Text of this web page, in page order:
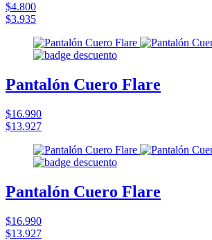
$4.800
$3.935
Pantalón Cuero Flare
$16.990
$13.927
Pantalón Cuero Flare
$16.990
$13.927